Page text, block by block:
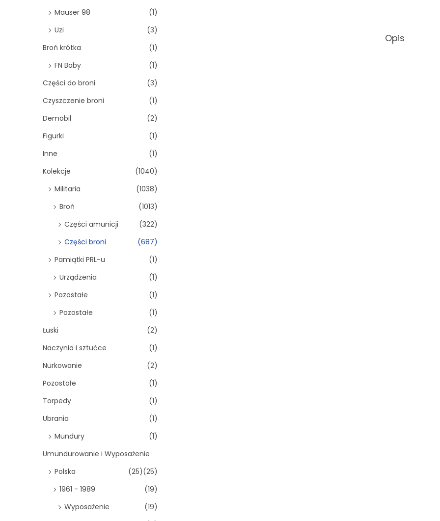
Opis
Mauser 98
(1)
Uzi
(3)
Broń krótka
(1)
FN Baby
(1)
Części do broni
(3)
Czyszczenie broni
(1)
Demobil
(2)
Figurki
(1)
Inne
(1)
Kolekcje
(1040)
Militaria
(1038)
Broń
(1013)
Części amunicji
(322)
Części broni
(687)
Pamiątki PRL-u
(1)
Urządzenia
(1)
Pozostałe
(1)
Pozostałe
(1)
Łuski
(2)
Naczynia i sztućce
(1)
Nurkowanie
(2)
Pozostałe
(1)
Torpedy
(1)
Ubrania
(1)
Mundury
(1)
Umundurowanie i Wyposażenie
(25)
Polska
(25)
1961 - 1989
(19)
Wyposażenie
(19)